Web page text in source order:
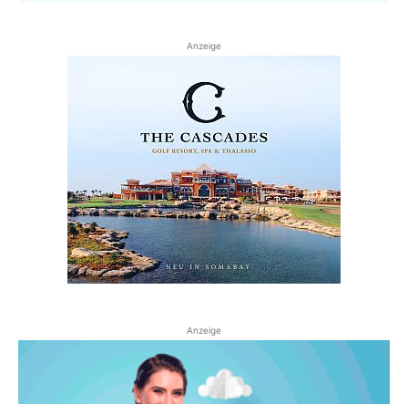
Anzeige
Anzeige